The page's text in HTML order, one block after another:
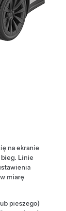
na ekranie
Linie
miarę
pieszego)